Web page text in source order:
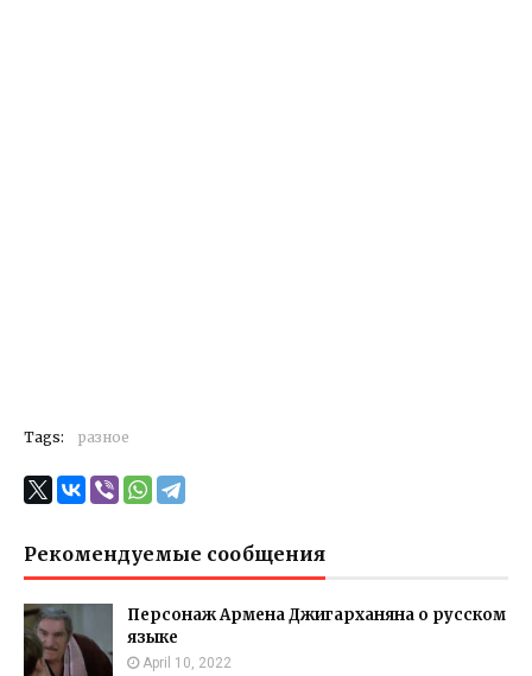
Tags: разное
Рекомендуемые сообщения
Персонаж Армена Джигарханяна о русском
языке
April 10, 2022